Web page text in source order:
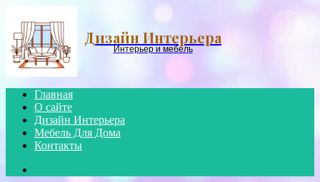
Дизайн Интерьера
Интерьер и мебель
Главная
О сайте
Дизайн Интерьера
Мебель Для Дома
Контакты